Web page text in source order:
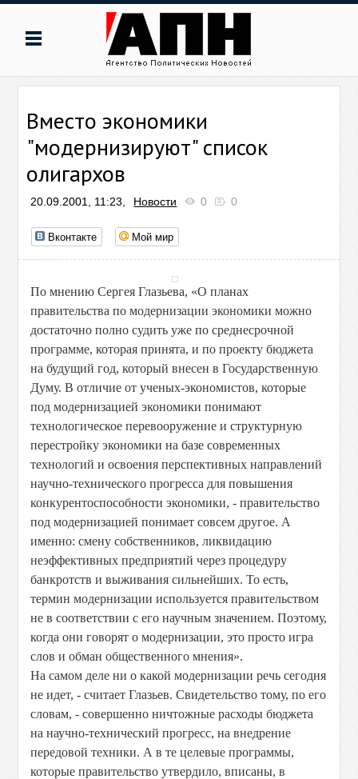
Вместо экономики
"модернизируют" список
олигархов
20.09.2001, 11:23, Новости 0 0
Вконтакте Мой мир
По мнению Сергея Глазьева, «О планах
правительства по модернизации экономики можно
достаточно полно судить уже по среднесрочной
программе, которая принята, и по проекту бюджета
на будущий год, который внесен в Государственную
Думу. В отличие от ученых-экономистов, которые
под модернизацией экономики понимают
технологическое перевооружение и структурную
перестройку экономики на базе современных
технологий и освоения перспективных направлений
научно-технического прогресса для повышения
конкурентоспособности экономики, - правительство
под модернизацией понимает совсем другое. А
именно: смену собственников, ликвидацию
неэффективных предприятий через процедуру
банкротств и выживания сильнейших. То есть,
термин модернизации используется правительством
не в соответствии с его научным значением. Поэтому,
когда они говорят о модернизации, это просто игра
слов и обман общественного мнения».
На самом деле ни о какой модернизации речь сегодня
не идет, - считает Глазьев. Свидетельство тому, по его
словам, - совершенно ничтожные расходы бюджета
на научно-технический прогресс, на внедрение
передовой техники. А в те целевые программы,
которые правительство утвердило, вписаны, в